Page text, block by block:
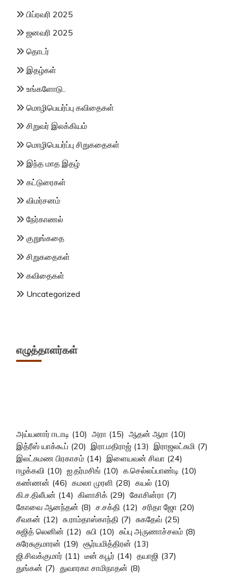
பிப்ரவரி 2025
ஜனவரி 2025
தொடர்
இதழ்கள்
உங்களோடு..
மொழிபெயர்ப்பு கவிதைகள்
சிறுவர் இலக்கியம்
மொழிபெயர்ப்பு சிறுகதைகள்
இந்த மாத இதழ்
கட்டுரைகள்
விமர்சனம்
நேர்காணல்
குறுங்கதை
சிறுகதைகள்
கவிதைகள்
Uncategorized
எழுத்தாளர்கள்
அய்யனார் ஈடாடி (10) அரா (15) ஆதன் ஆரா (10)
இத்ரீஸ் யாக்கூப் (20) இரா.மதிராஜ் (13) இராஜலட்சுமி (7)
இலட்சுமண பிரகாசம் (14) இளையவன் சிவா (24)
ஈழக்கவி (10) ஐ.தர்மசிங் (10) க.செல்லப்பாண்டி (10)
கண்ணன் (46) கமலா முரளி (28) கயல் (10)
கி.ச.திலீபன் (14) கிளாசிக் (29) கோசின்ரா (7)
கோவை ஆனந்தன் (8) ச.சக்தி (12) சரிதா ஜோ (20)
சீவகன் (12) சு.ராம்தாஸ்காந்தி (7) சுகதேவ் (25)
சுஜித் லெனின் (12) சுபி (10) சுப்பு அருணாச்சலம் (8)
சுரேசுகுமாரன் (19) சூர்யமித்திரன் (13)
ஜி.சிவக்குமார் (11) டீன் கபூர் (14) தயாஜி (37)
துங்கன் (7) துவாரகா சாமிநாதன் (8)